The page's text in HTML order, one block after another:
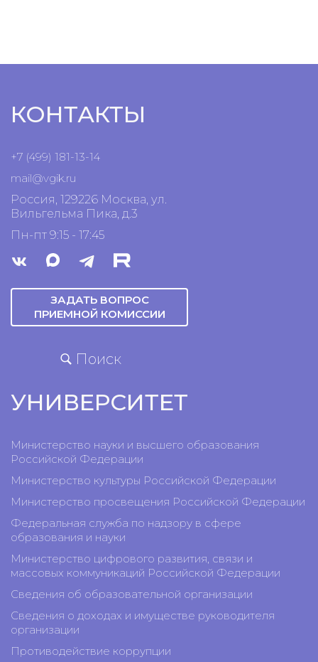
КОНТАКТЫ
+7 (499) 181-13-14
mail@vgik.ru
Россия, 129226 Москва, ул.
Вильгельма Пика, д.3
Пн-пт 9:15 - 17:45
ЗАДАТЬ ВОПРОС
ПРИЕМНОЙ КОМИССИИ
Поиск
УНИВЕРСИТЕТ
Министерство науки и высшего образования
Российской Федерации
Министерство культуры Российской Федерации
Министерство просвещения Российской Федерации
Федеральная служба по надзору в сфере
образования и науки
Министерство цифрового развития, связи и
массовых коммуникаций Российской Федерации
Сведения об образовательной организации
Сведения о доходах и имуществе руководителя
организации
Противодействие коррупции